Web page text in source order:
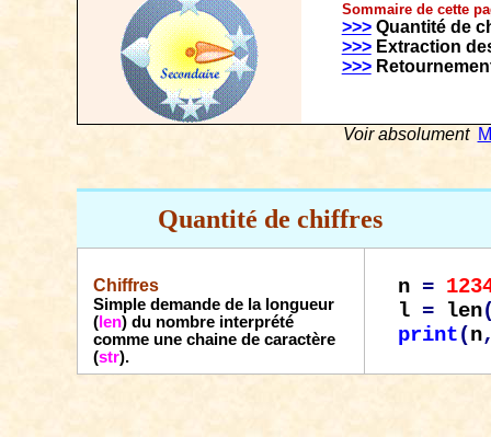
Sommaire de cette
>>>Quantité de
>>>Extraction
>>>
Voir absolument
Quantité de chiffres
Chiffres
Simple demande de la longueur
( len) du nombre interprété
comme une chaine de caractère
(str).
n =
l = len
print(n